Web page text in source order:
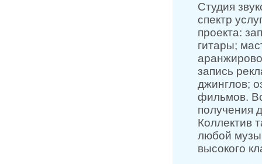
Студия
спектр
проекта:
гитары;
запись
джинглов;
фильмов.
получения
Коллектив
любой
высокого